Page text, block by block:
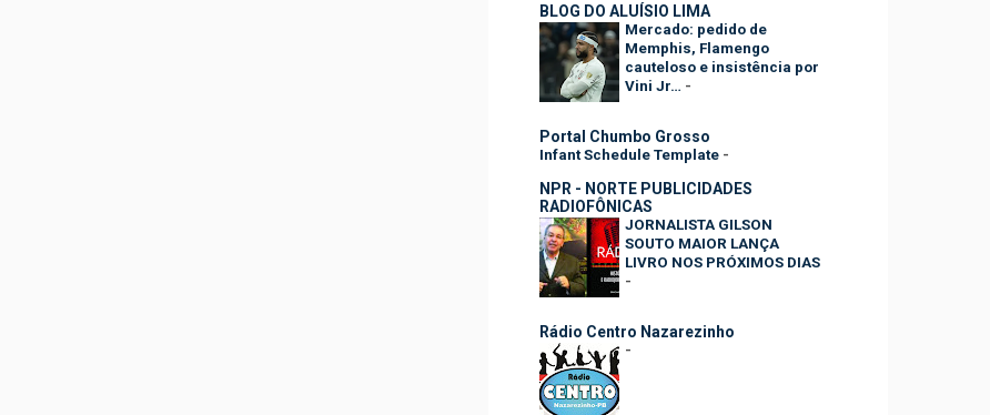
BLOG DO ALUÍSIO LIMA
Mercado: pedido de
Memphis, Flamengo
cauteloso e insistência por
Vini Jr… -
Portal Chumbo Grosso
Infant Schedule Template -
NPR - NORTE PUBLICIDADES
RADIOFÔNICAS
JORNALISTA GILSON
SOUTO MAIOR LANÇA
LIVRO NOS PRÓXIMOS DIAS
-
Rádio Centro Nazarezinho
-